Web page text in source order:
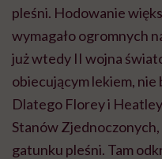
pleśni. Hodowanie
wymagało ogromnych
już wtedy II wojna
obiecującym lekiem, nie
Dlatego Florey i
Stanów
gatunku pleśni. Tam